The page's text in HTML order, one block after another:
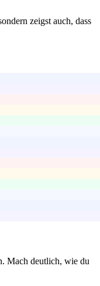
zeigst auch, dass
Mach deutlich, wie du